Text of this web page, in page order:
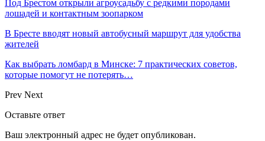
Под Брестом открыли агроусадьбу с редкими породами
лошадей и контактным зоопарком
В Бресте вводят новый автобусный маршрут для удобства
жителей
Как выбрать ломбард в Минске: 7 практических советов,
которые помогут не потерять…
Prev Next
Оставьте ответ
Ваш электронный адрес не будет опубликован.